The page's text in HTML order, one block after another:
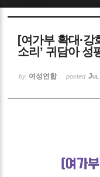
[여가부 확대·
소리’ 귀담아 성
by 여성연합 posted Jul